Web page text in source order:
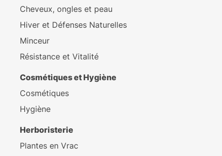
Cheveux, ongles et peau
Hiver et Défenses Naturelles
Minceur
Résistance et Vitalité
Cosmétiques et Hygiène
Cosmétiques
Hygiène
Herboristerie
Plantes en Vrac